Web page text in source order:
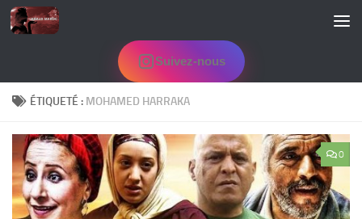
Skip to content
Suivez-nous
ÉTIQUETÉ : MOHAMED HARRAKA
0